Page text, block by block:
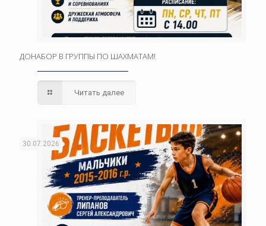
ДОНАБОР В ГРУППЫ ПО ШАХМАТАМ!
Читать далее
30.07.2026